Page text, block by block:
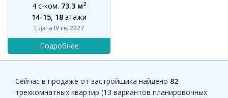
Сейчас в продаже от застройщика найдено 82
трехкомнатных квартир (13 вариантов планировочных
4 с-ком. 73.3 м2
14-15, 18 этажи
Сдача IVкв. 2027